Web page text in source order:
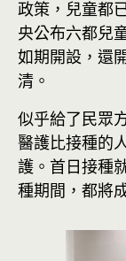
政策，兒童都
央公布六都兒
如期開設，還
清。
似乎給了民眾
醫護比接種的
護。首日接種
種期間，都將